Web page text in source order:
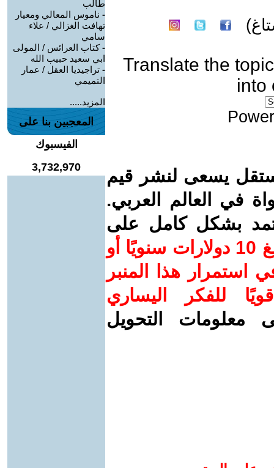
Translate the topic
into
يسعى لنشر قيم
في العالم العربي.
بشكل كامل على
ساهم/ي معنا! بدعمكم بمبلغ 10 دولارات سنويًا أو
استمرار هذا المنبر
للفكر اليساري
معلومات التحويل
طالب
- ناموس المعالي ومعيار
تهافت الغزالي / علاء
سامي
-كتاب العرائس / المولى
ابي سعيد حبيب الله
- تراجيديا العقل / عمار
التميمي
المزيد.....
المعجبين بنا على
الفيسبوك
3,732,970